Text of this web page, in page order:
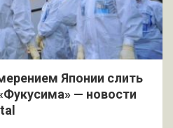
Японии слить
— новости